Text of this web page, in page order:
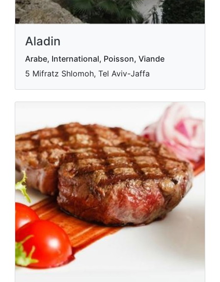
Aladin
Arabe, International, Poisson, Viande
5 Mifratz Shlomoh, Tel Aviv-Jaffa